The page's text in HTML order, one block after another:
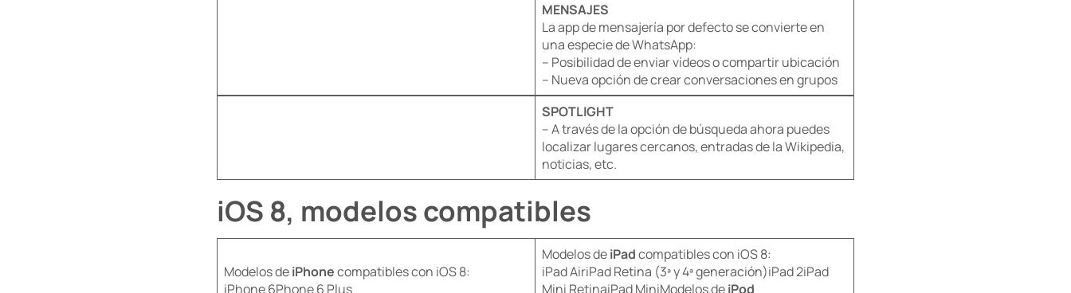
MENSAJES
La app de mensajería por defecto se convierte en
una especie de WhatsApp:
– Posibilidad de enviar vídeos o compartir ubicación
– Nueva opción de crear conversaciones en grupos
SPOTLIGHT
– A través de la opción de búsqueda ahora puedes
localizar lugares cercanos, entradas de la Wikipedia,
noticias, etc.
iOS 8, modelos compatibles
Modelos deiPhonecompatibles con iOS 8:
iPhone 6Phone 6 Plus
Modelos deiPadcompatibles con iOS 8:
iPad AiriPad Retina (3ª y 4ª generación)iPad 2iPad
Mini RetinaiPad MiniModelos deiPod